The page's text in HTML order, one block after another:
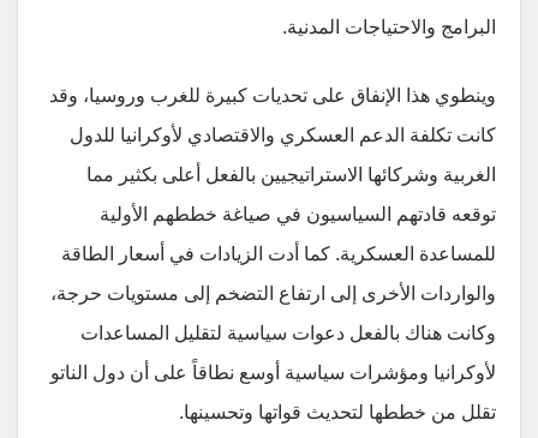
البرامج والاحتياجات المدنية.
وينطوي هذا الإنفاق على تحديات كبيرة للغرب وروسيا، وقد
كانت تكلفة الدعم العسكري والاقتصادي لأوكرانيا للدول
الغربية وشركائها الاستراتيجيين بالفعل أعلى بكثير مما
توقعه قادتهم السياسيون في صياغة خططهم الأولية
للمساعدة العسكرية. كما أدت الزيادات في أسعار الطاقة
والواردات الأخرى إلى ارتفاع التضخم إلى مستويات حرجة،
وكانت هناك بالفعل دعوات سياسية لتقليل المساعدات
لأوكرانيا ومؤشرات سياسية أوسع نطاقاً على أن دول الناتو
تقلل من خططها لتحديث قواتها وتحسينها.